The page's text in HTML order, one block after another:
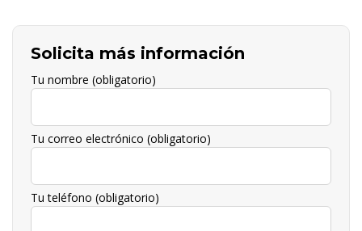
Solicita más información
Tu nombre (obligatorio)
Tu correo electrónico (obligatorio)
Tu teléfono (obligatorio)